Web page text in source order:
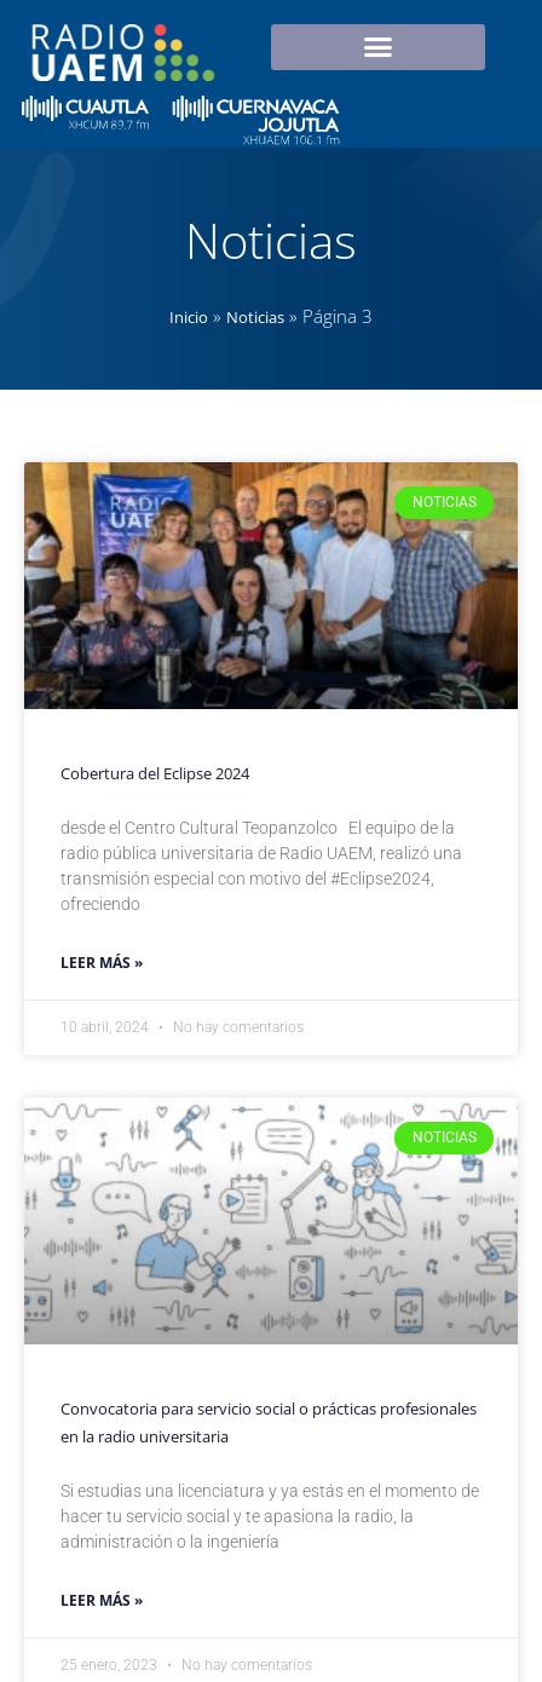
Noticias
Inicio » Noticias » Página 3
NOTICIAS
Cobertura del Eclipse 2024
desde el Centro Cultural Teopanzolco El equipo de la
radio pública universitaria de Radio UAEM, realizó una
transmisión especial con motivo del #Eclipse2024,
ofreciendo
LEER MÁS »
10 abril, 2024 No hay comentarios
NOTICIAS
Convocatoria para servicio social o prácticas profesionales
en la radio universitaria
Si estudias una licenciatura y ya estás en el momento de
hacer tu servicio social y te apasiona la radio, la
administración o la ingeniería
LEER MÁS »
25 enero, 2023 No hay comentarios